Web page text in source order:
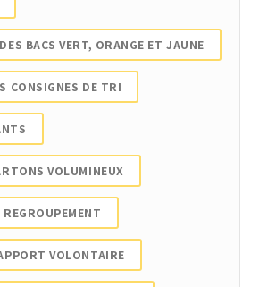
BACS VERT, ORANGE ET JAUNE
CONSIGNES DE TRI
VOLUMINEUX
VOLONTAIRE